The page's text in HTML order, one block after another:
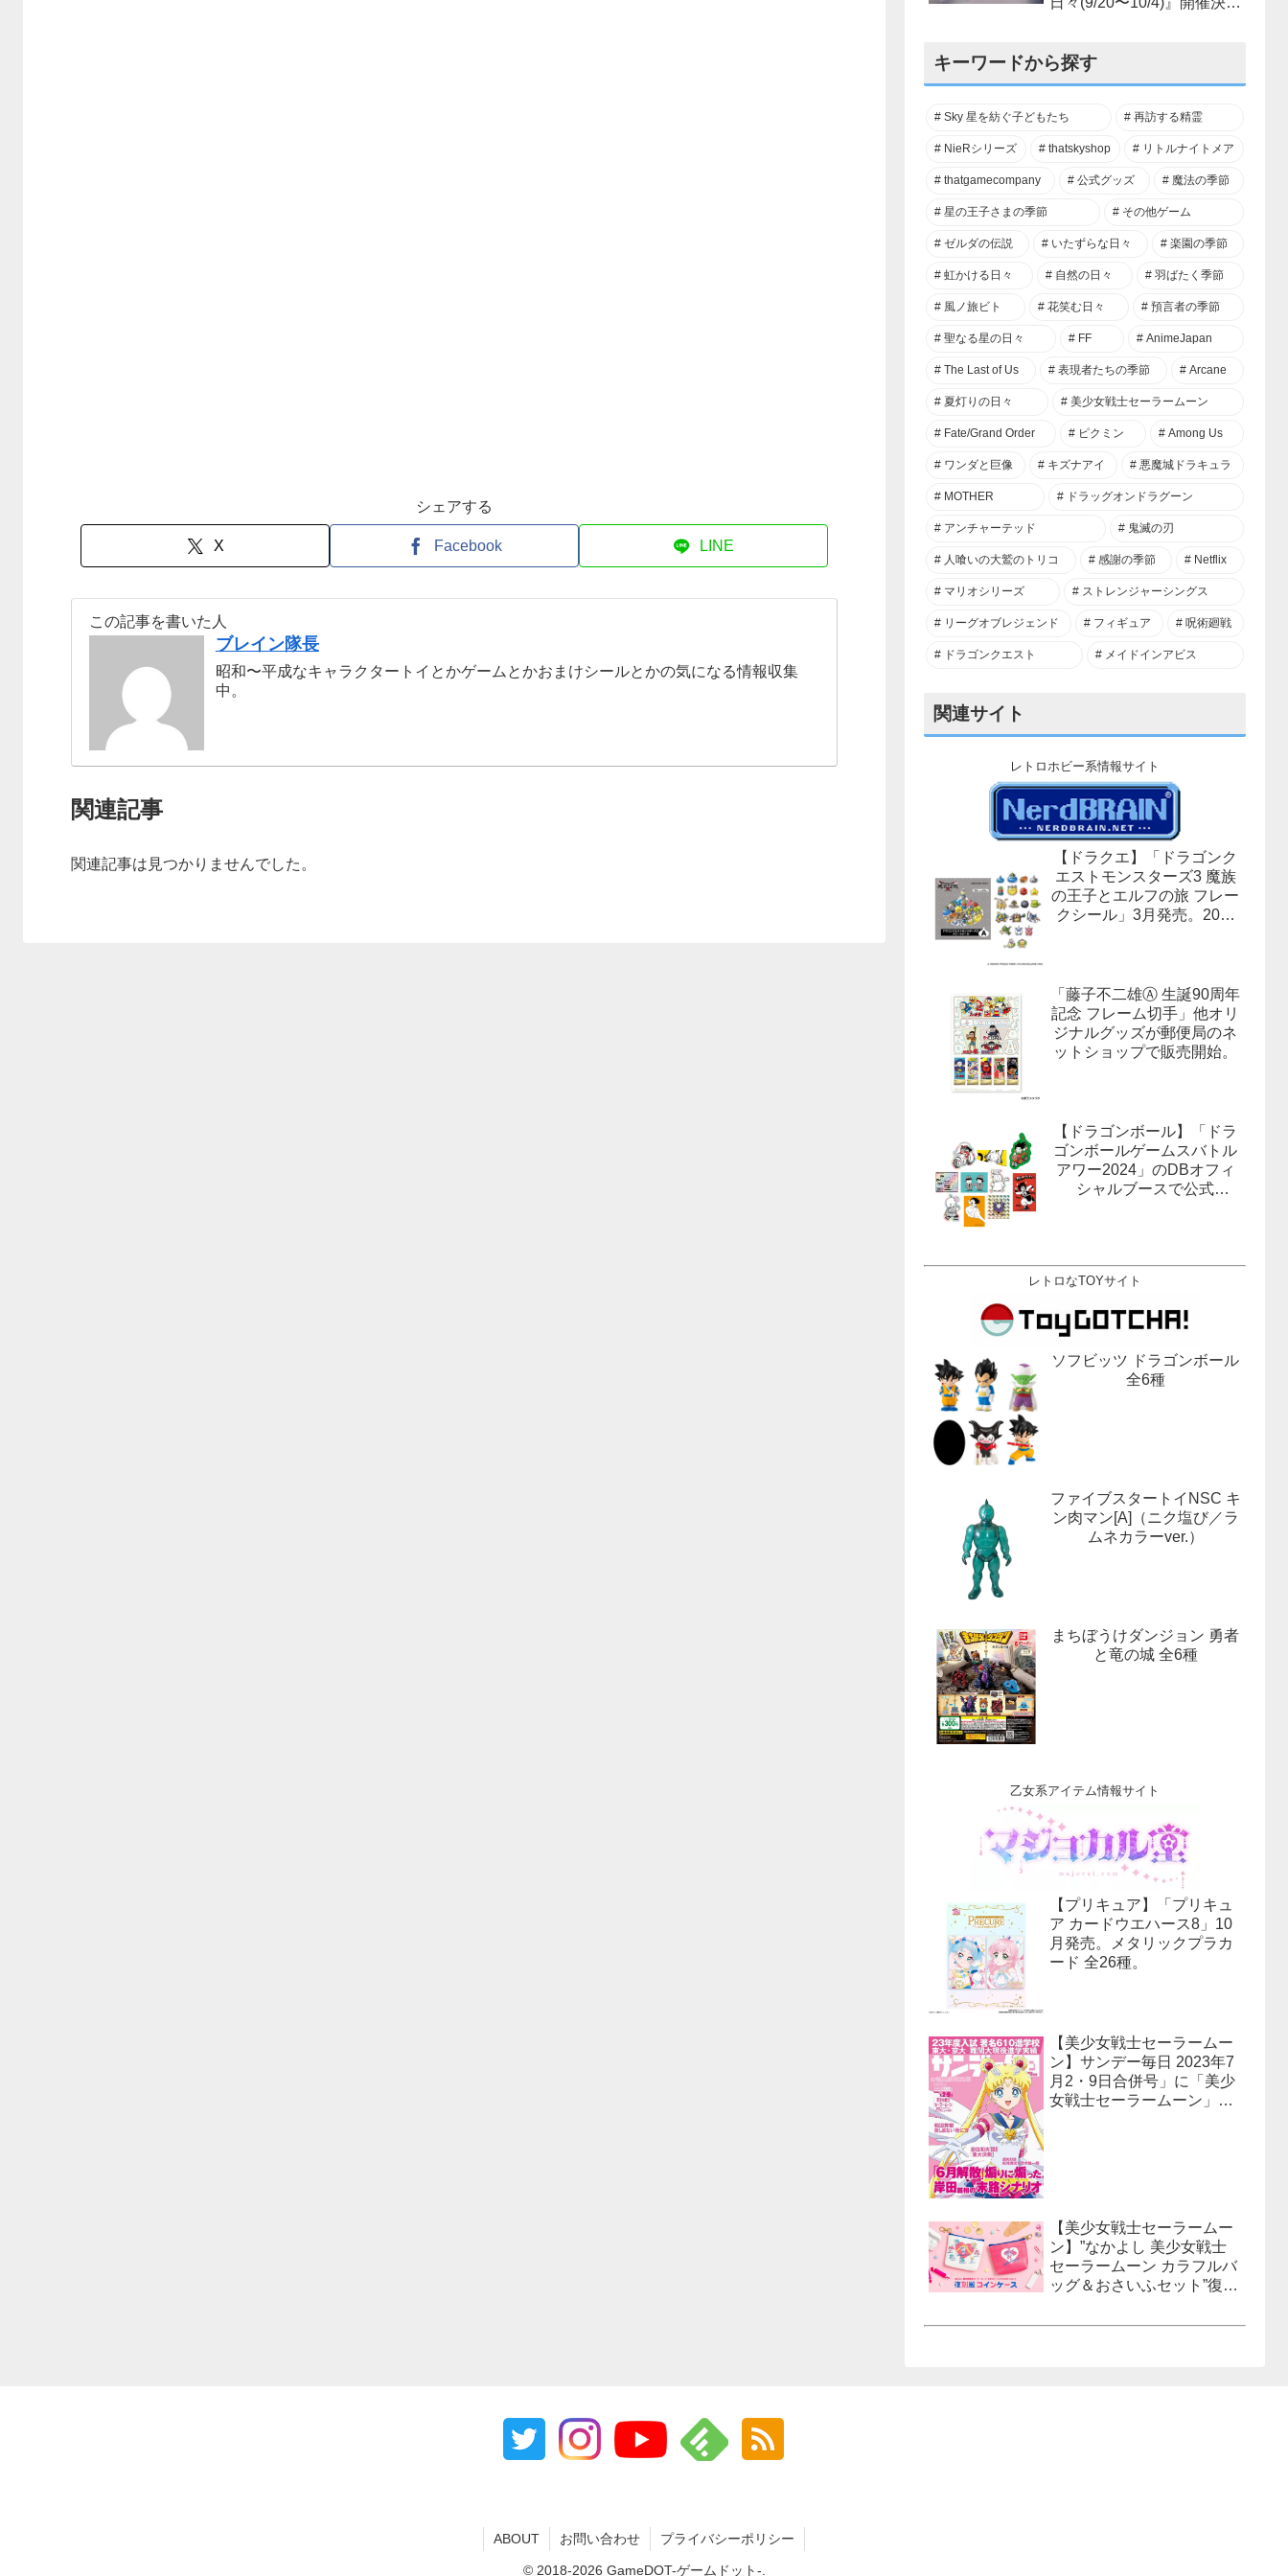
シェアする
X Facebook LINE
この記事を書いた人
ブレイン隊長
昭和〜平成なキャラクタートイとかゲームとかおまけシールとかの気になる情報収集
中。
関連記事
関連記事は見つかりませんでした。
キーワードから探す
Sky 星を紡ぐ子どもたち 再訪する精霊
NieRシリーズ thatskyshop リトルナイトメア
thatgamecompany 公式グッズ 魔法の季節
星の王子さまの季節 その他ゲーム
ゼルダの伝説 いたずらな日々 楽園の季節
虹かける日々 自然の日々 羽ばたく季節
風ノ旅ビト 花笑む日々 預言者の季節
聖なる星の日々 FF AnimeJapan
The Last of Us 表現者たちの季節 Arcane
夏灯りの日々 美少女戦士セーラームーン
Fate/Grand Order ピクミン Among Us
ワンダと巨像 キズナアイ 悪魔城ドラキュラ
MOTHER ドラッグオンドラグーン
アンチャーテッド 鬼滅の刃
人喰いの大鷲のトリコ 感謝の季節 Netflix
マリオシリーズ ストレンジャーシングス
リーグオブレジェンド フィギュア 呪術廻戦
ドラゴンクエスト メイドインアビス
関連サイト
レトロホビー系情報サイト
【ドラクエ】「ドラゴンク
エストモンスターズ3 魔族
の王子とエルフの旅 フレー
クシール」3月発売。20柄
「藤子不二雄Ⓐ 生誕90周年
記念 フレーム切手」他オリ
ジナルグッズが郵便局のネ
ットショップで販売開始。
【ドラゴンボール】「ドラ
ゴンボールゲームスバトル
アワー2024」のDBオフィ
シャルブースで公式
る。1月27日,28日@ロサン
ゼルス。
レトロなTOYサイト
ソフビッツ ドラゴンボール
全6種
ファイブスタートイNSC キ
ン肉マン[A]（ニク塩び／ラ
ムネカラーver.）
まちぼうけダンジョン 勇者
と竜の城 全6種
乙女系アイテム情報サイト
【プリキュア】「プリキュ
ア カードウエハース8」10
月発売。メタリックプラカ
ード 全26種。
【美少女戦士セーラームー
ン】サンデー毎日 2023年7
月2・9日合併号」に「美少
女戦士セーラームーン」30
【美少女戦士セーラームー
ン】”なかよし 美少女戦士
セーラームーン カラフルバ
ッグ＆おさいふセット”復刻
定！
ABOUT お問い合わせ プライバシーポリシー
© 2018-2026 GameDOT-ゲームドット-.